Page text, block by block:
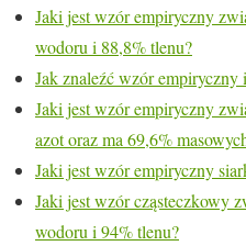
Jaki jest wzór empiryczny
wodoru i 88,8% tlenu?
Jak znaleźć wzór
Jaki jest wzór empiryczny
azot oraz ma 69,6%
Jaki jest wzór empiryczny
Jaki jest wzór cząsteczkowy
wodoru i 94% tlenu?